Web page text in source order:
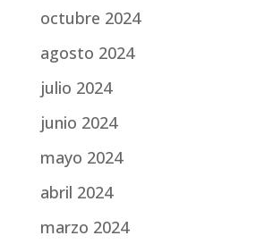
octubre 2024
agosto 2024
julio 2024
junio 2024
mayo 2024
abril 2024
marzo 2024